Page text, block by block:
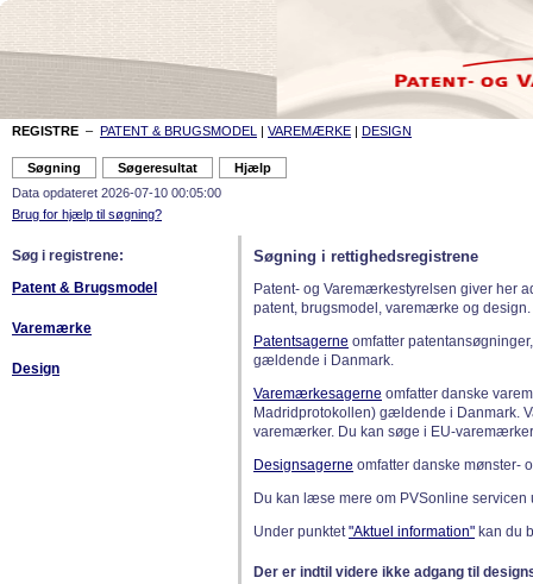
REGISTRE – PATENT & BRUGSMODEL | VAREMÆRKE | DESIGN
Data opdateret 2026-07-10 00:05:00
Brug for hjælp til søgning?
Søg i registrene:
Patent & Brugsmodel
Varemærke
Design
Søgning i rettighedsregistrene
Patent- og Varemærkestyrelsen giver her
patent, brugsmodel, varemærke og design.
Patentsagerne omfatter
gældende i Danmark.
Varemærkesagerne omfatter danske
Madridprotokollen) gældende i Danmark.
varemærker. Du kan søge i EU-
Designsagerne omfatter danske mønster-
Du kan læse mere om PVSonline
Under punktet"Aktuel information" kan du
Der er indtil videre ikke adgang til